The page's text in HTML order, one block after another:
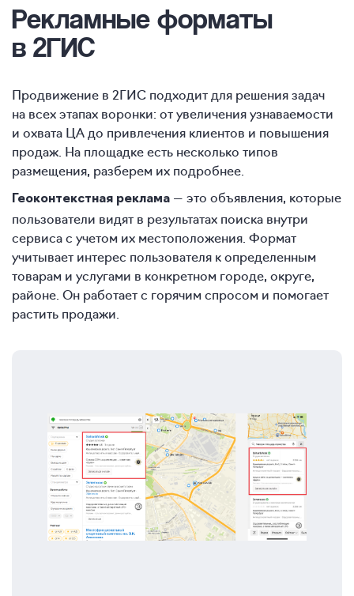
Рекламные форматы
в 2ГИС
Продвижение в 2ГИС подходит для решения задач
на всех этапах воронки: от увеличения узнаваемости
и охвата ЦА до привлечения клиентов и повышения
продаж. На площадке есть несколько типов
размещения, разберем их подробнее.
Геоконтекстная реклама — это объявления, которые
пользователи видят в результатах поиска внутри
сервиса с учетом их местоположения. Формат
учитывает интерес пользователя к определенным
товарам и услугами в конкретном городе, округе,
районе. Он работает с горячим спросом и помогает
растить продажи.